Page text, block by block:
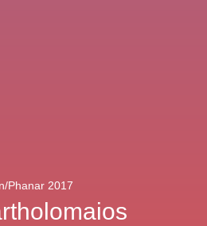
Phanar 2017